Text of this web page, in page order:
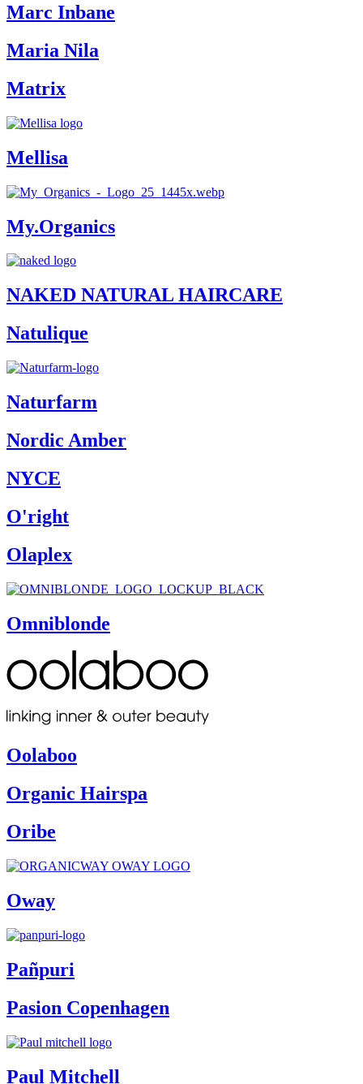
Marc Inbane
Maria Nila
Matrix
Mellisa
My.Organics
NAKED NATURAL HAIRCARE
Natulique
Naturfarm
Nordic Amber
NYCE
O'right
Olaplex
Omniblonde
Oolaboo
Organic Hairspa
Oribe
Oway
Pañpuri
Pasion Copenhagen
Paul Mitchell